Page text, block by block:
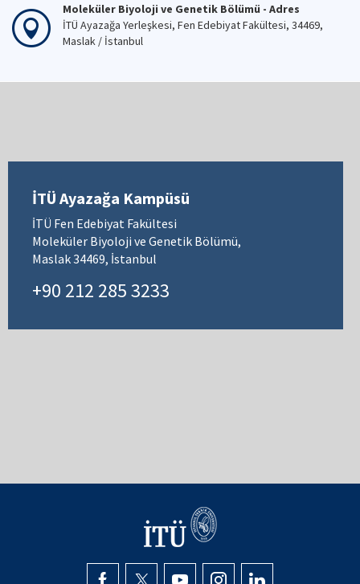
Moleküler Biyoloji ve Genetik Bölümü - Adres
İTÜ Ayazağa Yerleşkesi, Fen Edebiyat Fakültesi, 34469,
Maslak / İstanbul
İTÜ Ayazağa Kampüsü
İTÜ Fen Edebiyat Fakültesi
Moleküler Biyoloji ve Genetik Bölümü,
Maslak 34469, İstanbul
+90 212 285 3233